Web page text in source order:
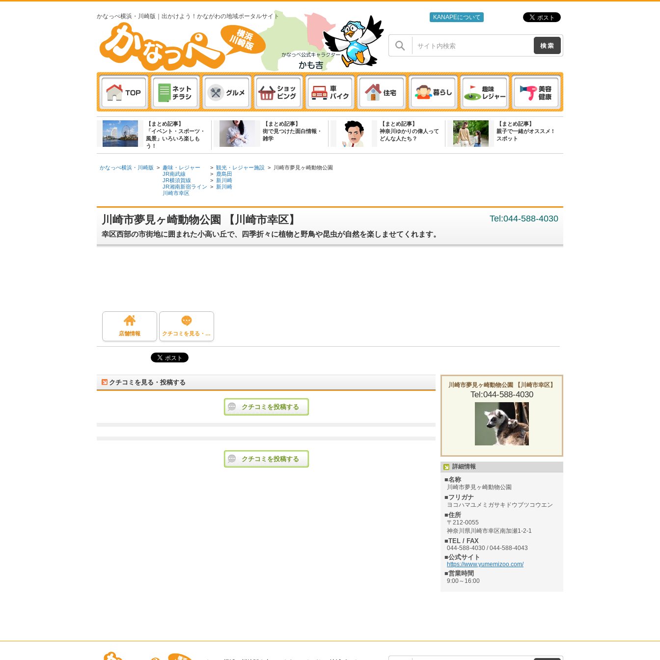
かなっぺ横浜・川崎版｜出かけよう！かながわの地域ポータルサイト KANAPEについて
【まとめ記事】
「イベント・スポーツ・
風景」いろいろ楽しも
う！
【まとめ記事】
街で見つけた面白情報・
雑学
【まとめ記事】
神奈川ゆかりの偉人って
どんな人たち？
【まとめ記事】
親子で一緒がオススメ !
スポット
かなっぺ横浜・川崎版 > 趣味・レジャー
JR南武線
JR横須賀線
JR湘南新宿ライン
川崎市幸区
> 観光・レジャー施設
> 鹿島田
> 新川崎
> 新川崎
> 川崎市夢見ヶ崎動物公園
川崎市夢見ヶ崎動物公園 【川崎市幸区】 Tel:044-588-4030
幸区西部の市街地に囲まれた小高い丘で、四季折々に植物と野鳥や昆虫が自然を楽しませてくれます。
店舗情報 クチコミを見る・投稿する
川崎市夢見ヶ崎動物公園 【川崎市幸区】
Tel:044-588-4030
詳細情報
■名称
川崎市夢見ヶ崎動物公園
■フリガナ
ヨコハマユメミガサキドウブツコウエン
■住所
〒212-0055
神奈川県川崎市幸区南加瀬1-2-1
■TEL / FAX
044-588-4030 / 044-588-4043
■公式サイト
https://www.yumemizoo.com/
■営業時間
9:00～16:00
クチコミを見る・投稿する
クチコミを投稿する
クチコミを投稿する